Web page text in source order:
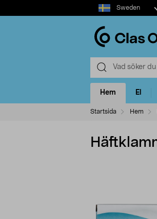
Select
market
Sweden
Hem El
Startsida Hem